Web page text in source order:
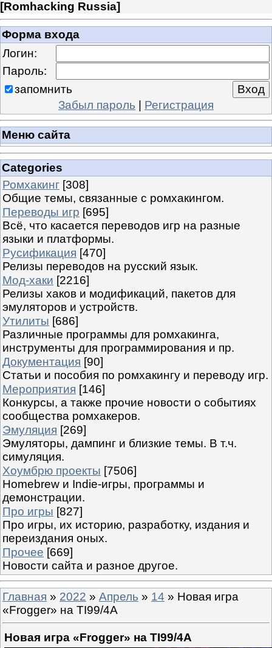
[Romhacking Russia]
Форма входа
Логин:
Пароль:
запомнить
Забыл пароль | Регистрация
Меню сайта
Categories
Ромхакинг [308]
Общие темы, связанные с ромхакингом.
Переводы игр [695]
Всё, что касается переводов игр на разные
языки и платформы.
Русификация [470]
Релизы переводов на русский язык.
Мод-хаки [2216]
Релизы хаков и модификаций, пакетов для
эмуляторов и устройств.
Утилиты [686]
Различные программы для ромхакинга,
инструменты для программирования и пр.
Документация [90]
Статьи и пособия по ромхакингу и переводу игр.
Мероприятия [146]
Конкурсы, а также прочие новости о событиях
сообщества ромхакеров.
Эмуляция [269]
Эмуляторы, дампинг и близкие темы. В т.ч.
симуляция.
Хоумбрю проекты [7506]
Homebrew и Indie-игры, программы и
демонстрации.
Про игры [827]
Про игры, их историю, разработку, издания и
переиздания оных.
Прочее [669]
Новости сайта и разное другое.
Главная » 2022 » Апрель » 14 » Новая игра
«Frogger» на TI99/4A
Новая игра «Frogger» на TI99/4A